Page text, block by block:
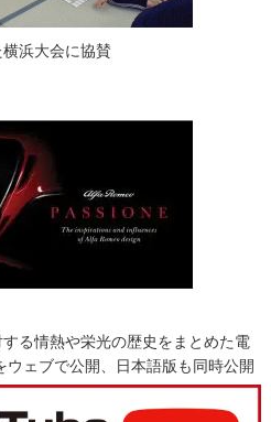
浜大会に協賛
る情熱や栄光の歴史をまとめた電
ェブで公開、日本語版も同時公開